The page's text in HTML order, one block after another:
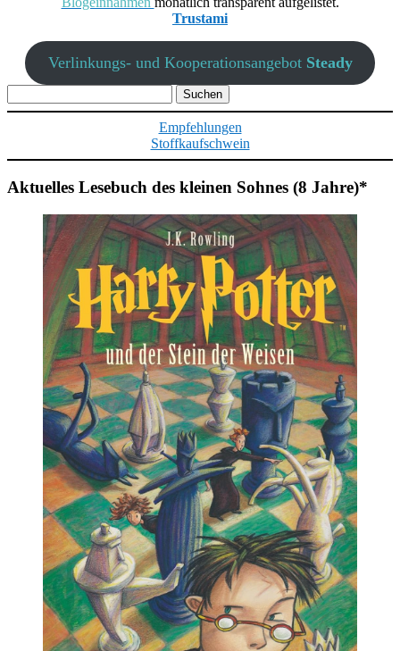
Trustami
Verlinkungs- und Kooperationsangebot Steady
nach:
Empfehlungen
Stoffkaufschwein
Aktuelles Lesebuch des kleinen Sohnes (8 Jahre)*